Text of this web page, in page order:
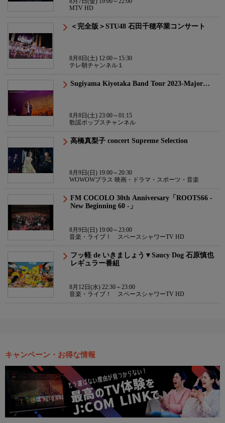
MTV HD
＜完全版＞STU48 石田千穂卒業コンサート
8月8日(土) 12:00～15:30
テレ朝チャンネル１
Sugiyama Kiyotaka Band Tour 2023-Major…
8月8日(土) 23:00～01:15
歌謡ポップスチャンネル
高橋真梨子 concert Supreme Selection
8月9日(日) 19:00～20:30
WOWOWプラス 映画・ドラマ・スポーツ・音楽
FM COCOLO 30th Anniversary「ROOTS66 -
New Beginning 60 -」
8月9日(日) 19:00～23:00
音楽・ライブ！ スペースシャワーTV HD
フッ軽 de いきましょう▼Saucy Dog 石原慎也
レギュラー番組
8月12日(水) 22:30～23:00
音楽・ライブ！ スペースシャワーTV HD
キャンペーン・お得な情報